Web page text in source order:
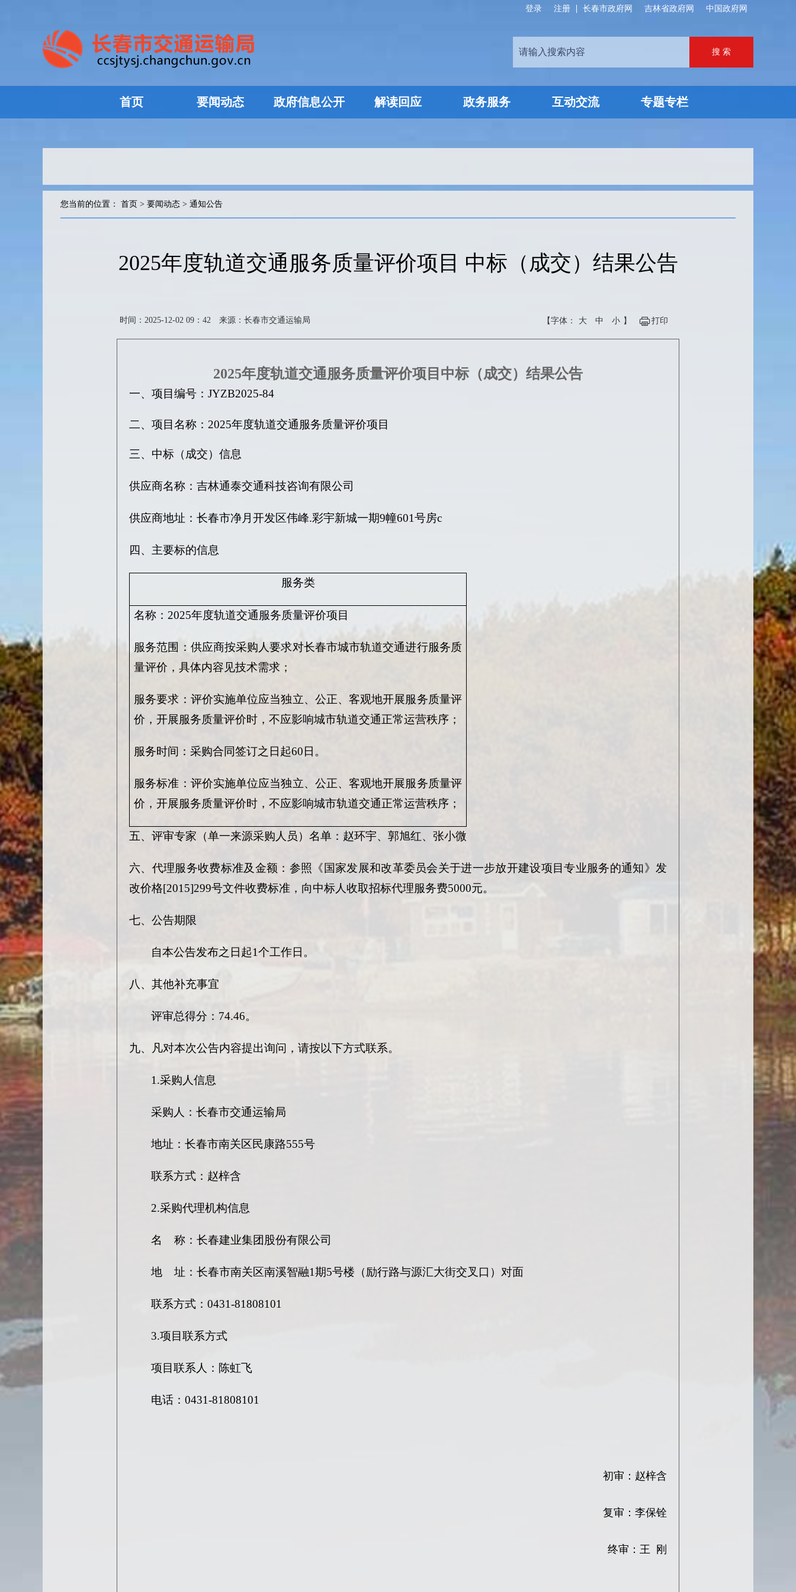
中国政府网
吉林省政府网
长春市政府网
注册
登录
首页 要闻动态 政府信息公开 解读回应 政务服务 互动交流 专题专栏
您当前的位置： 首页 > 要闻动态 > 通知公告
2025年度轨道交通服务质量评价项目 中标（成交）结果公告
时间：2025-12-02 09：42 来源：长春市交通运输局 【字体： 大 中 小 】 打印
2025年度轨道交通服务质量评价项目中标（成交）结果公告
一、 项目编号： JYZB2025-84
二、 项目名称： 2025年度轨道交通服务质量评价项目
三、中标（成交）信息
供应商名称：吉林通泰交通科技咨询有限公司
供应商地址： 长春市净月开发区伟峰.彩宇新城一期9幢601号房c
四、主要标的信息
服务类
名称： 2025年度轨道交通服务质量评价项目
服务范围：供应商按采购人要求对长春市城市轨道交通进行服务质
量评价，具体内容见技术需求；
服务要求：评价实施单位应当独立、公正、客观地开展服务质量评
价，开展服务质量评价时，不应影响城市轨道交通正常运营秩序；
服务时间：采购合同签订之日起60日。
服务标准：评价实施单位应当独立、公正、客观地开展服务质量评
价，开展服务质量评价时，不应影响城市轨道交通正常运营秩序；
五、评审专家（单一来源采购人员）名单： 赵环宇、郭旭红、张小微
六、代理服务收费标准及金额： 参照《国家发展和改革委员会关于进一步放开建设项目专业服务的通知》发
改价格[2015]299号文件收费标准，向中标人收取招标代理服务费5000元。
七、公告期限
自本公告发布之日起1个工作日。
八、其他补充事宜
评审总得分： 74.46。
九、凡对本次公告内容提出询问，请按以下方式联系。
1.采购人信息
采购人：长春市交通运输局
地址：长春市南关区民康路555号
联系方式：赵梓含
2.采购代理机构信息
名 称：长春建业集团股份有限公司
地 址：长春市南关区南溪智融1期5号楼（励行路与源汇大街交叉口）对面
联系方式：0431-81808101
3.项目联系方式
项目联系人：陈虹飞
电话：0431-81808101
初审：赵梓含
复审：李保铨
终审：王 刚